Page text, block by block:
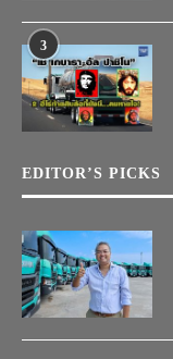
3
EDITOR’S PICKS